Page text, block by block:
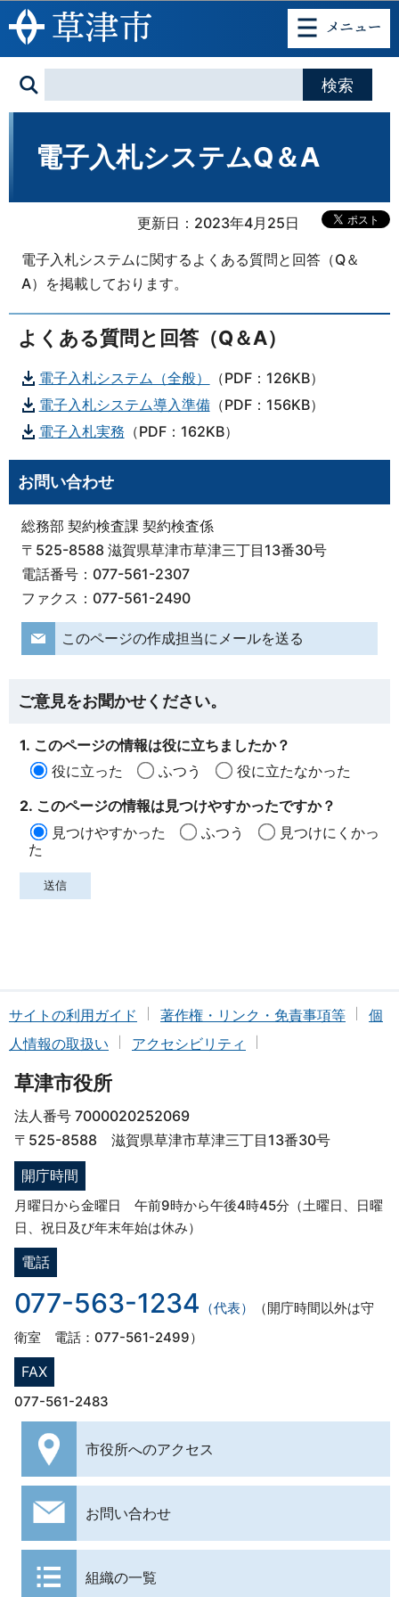
このページの本文へ移動
電子入札システムQ＆A
更新日：2023年4月25日
電子入札システムに関するよくある質問と回答（Q＆
A）を掲載しております。
よくある質問と回答（Q＆A）
電子入札システム（全般）
（PDF：126KB）
電子入札システム導入準備（PDF：156KB）
電子入札実務 （PDF：162KB）
お問い合わせ
総務部 契約検査課 契約検査係
〒525-8588 滋賀県草津市草津三丁目13番30号
電話番号：077-561-2307
ファクス：077-561-2490
このページの作成担当にメールを送る
ご意見をお聞かせください。
1. このページの情報は役に立ちましたか？
役に立った
ふつう
役に立たなかった
2. このページの情報は見つけやすかったですか？
見つけやすかった
ふつう
見つけにくかっ
た
サイトの利用ガイド 著作権・リンク・免責事項等
個
人情報の取扱い
アクセシビリティ
草津市役所
法人番号 7000020252069
〒525-8588 滋賀県草津市草津三丁目13番30号
開庁時間
月曜日から金曜日 午前9時から午後4時45分（土曜日、日曜
日、祝日及び年末年始は休み）
電話
077-563-1234 （代表）
（開庁時間以外は守
衛室 電話：077-561-2499）
FAX
077-561-2483
市役所へのアクセス
お問い合わせ
組織の一覧